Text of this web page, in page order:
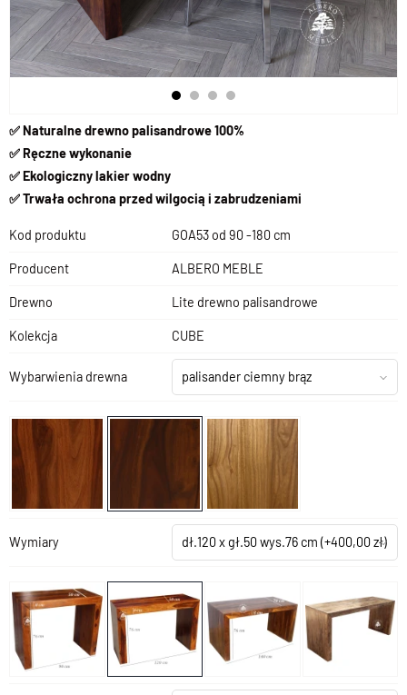
✅Naturalne drewno palisandrowe 100%
✅Ręczne wykonanie
✅Ekologiczny lakier wodny
✅Trwała ochrona przed wilgocią i zabrudzeniami
Kod produktu GOA53 od 90 -180 cm
Producent ALBERO MEBLE
Drewno Lite drewno palisandrowe
Kolekcja CUBE
Wybarwienia drewna palisander ciemny brąz
Wymiary dł.120 x gł.50 wys.76 cm (+400,00 zł)